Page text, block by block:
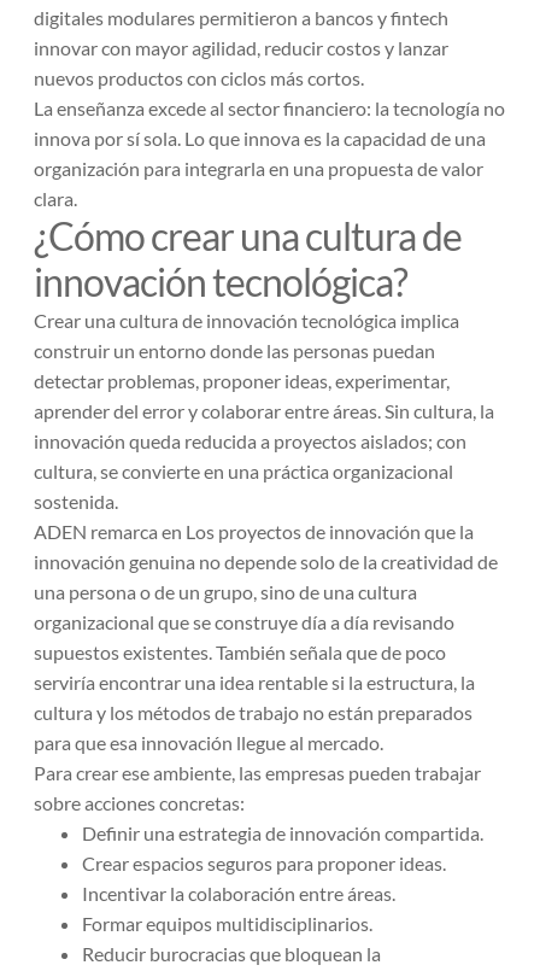
digitales modulares permitieron a bancos y fintech
innovar con mayor agilidad, reducir costos y lanzar
nuevos productos con ciclos más cortos.
La enseñanza excede al sector financiero: la tecnología no
innova por sí sola. Lo que innova es la capacidad de una
organización para integrarla en una propuesta de valor
clara.
¿Cómo crear una cultura de
innovación tecnológica?
Crear una cultura de innovación tecnológica implica
construir un entorno donde las personas puedan
detectar problemas, proponer ideas, experimentar,
aprender del error y colaborar entre áreas. Sin cultura, la
innovación queda reducida a proyectos aislados; con
cultura, se convierte en una práctica organizacional
sostenida.
ADEN remarca en Los proyectos de innovación que la
innovación genuina no depende solo de la creatividad de
una persona o de un grupo, sino de una cultura
organizacional que se construye día a día revisando
supuestos existentes. También señala que de poco
serviría encontrar una idea rentable si la estructura, la
cultura y los métodos de trabajo no están preparados
para que esa innovación llegue al mercado.
Para crear ese ambiente, las empresas pueden trabajar
sobre acciones concretas:
Definir una estrategia de innovación compartida.
Crear espacios seguros para proponer ideas.
Incentivar la colaboración entre áreas.
Formar equipos multidisciplinarios.
Reducir burocracias que bloquean la